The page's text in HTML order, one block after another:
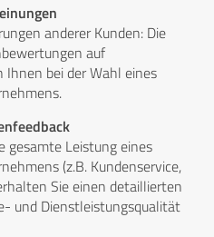
anderer Kunden: Die
auf
Ihnen bei der Wahl eines
gesamte Leistung eines
(z.B. Kundenservice,
Sie einen detaillierten
und Dienstleistungsqualität